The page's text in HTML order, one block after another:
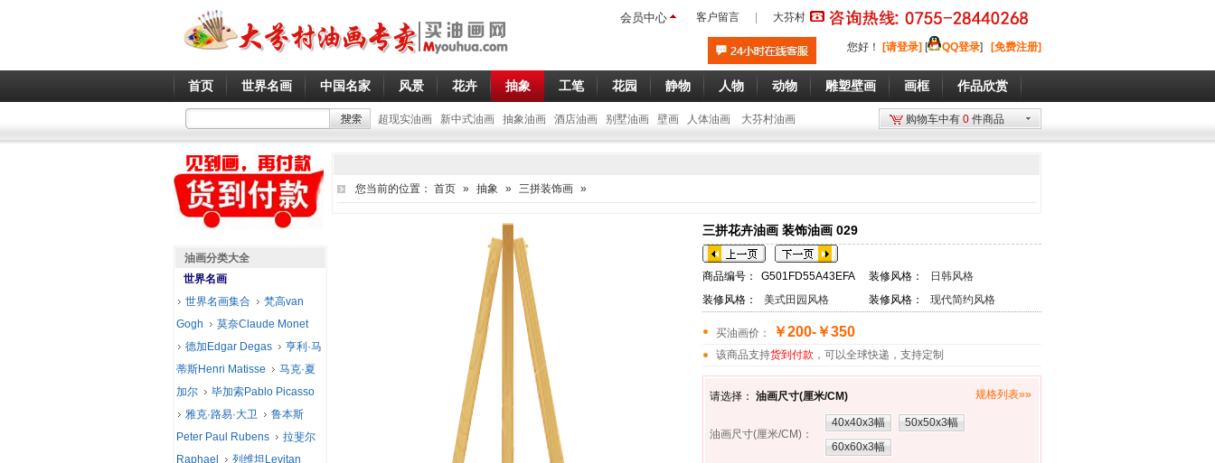
会员中心 客户留言 大芬村
您好 ！ [请登录] [ QQ登录] [免费注册]
首页 世界名画 中国名家 风景 花卉 抽象 工笔 花园 静物 人物 动物 雕塑壁画 画框 作品欣赏
超现实油画 新中式油画 抽象油画 酒店油画 别墅油画 壁画 人体油画 大芬村油画 购物车中有 0 件商品
您当前的位置： 首页 » 抽象 » 三拼装饰画 »
三拼花卉油画 装饰油画 029
商品编号： G501FD55A43EFA 装修风格：
日韩风格
装修风格：
美式田园风格 装修风格： 现代简约风格
买油画价： ￥200-￥350
该商品支持货到付款 ，可以全球快递，支持定制
请选择： 油画尺寸(厘米/CM) 规格列表»»
油画尺寸(厘米/CM) ：
40x40x3幅
50x50x3幅
60x60x3幅
油画分类大全
世界名画
世界名画集合
梵高van
Gogh
莫奈Claude Monet
德加Edgar Degas
亨利·马
蒂斯Henri Matisse
马克·夏
加尔
毕加索Pablo Picasso
雅克·路易·大卫
鲁本斯
Peter Paul Rubens
拉斐尔
Raphael
列维坦Levitan